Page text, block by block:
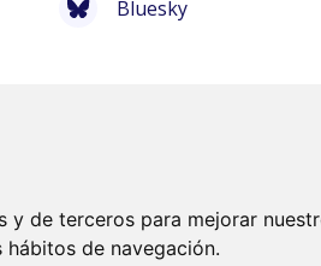
y de terceros para mejorar
hábitos de navegación.
Bluesky